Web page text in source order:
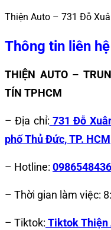
Thiện Auto – 731 Đỗ
Thông tin liên hệ
THIỆN AUTO –
TÍN TPHCM
– Địa chỉ: 731 Đỗ
phố Thủ Đức, TP. HCM
– Hotline: 0986548436
– Thời gian làm việc:
– Tiktok: Tiktok Thiện